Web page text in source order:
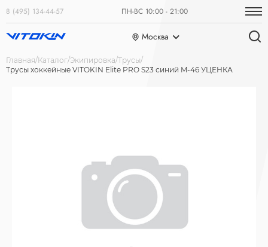
8 (495) 134-44-57 ПН-ВС 10:00 - 21:00
Москва
Главная Каталог Экипировка Трусы
Трусы хоккейные VITOKIN Elite PRO S23 синий M-46 УЦЕНКА